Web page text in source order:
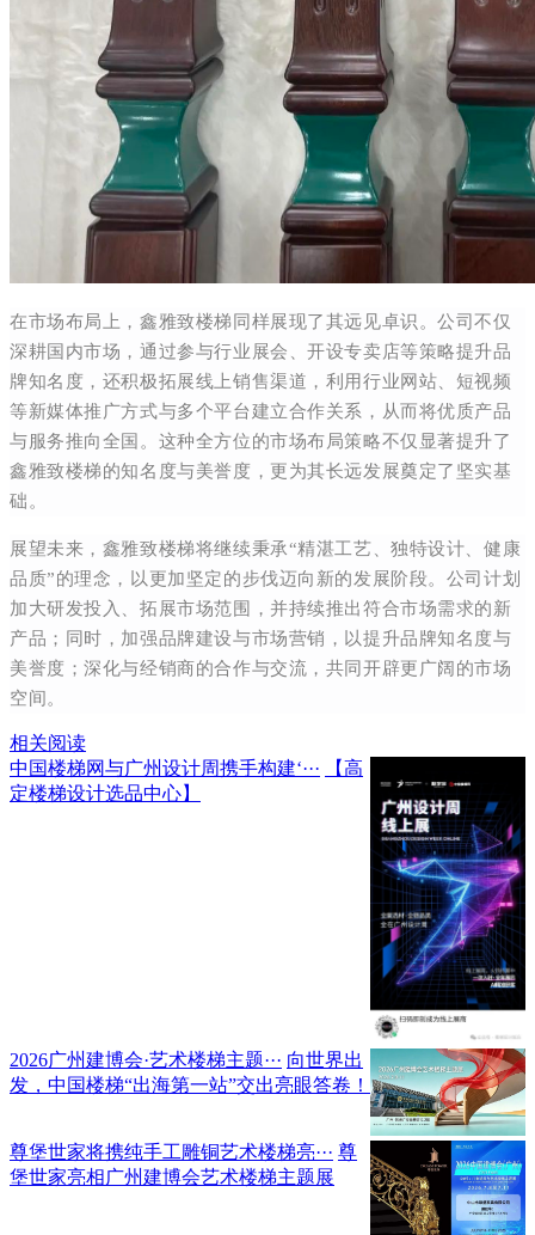
在市场布局上，鑫雅致楼梯同样展现了其远见卓识。公司不仅
深耕国内市场，通过参与行业展会、开设专卖店等策略提升品
牌知名度，还积极拓展线上销售渠道，利用行业网站、短视频
等新媒体推广方式与多个平台建立合作关系，从而将优质产品
与服务推向全国。这种全方位的市场布局策略不仅显著提升了
鑫雅致楼梯的知名度与美誉度，更为其长远发展奠定了坚实基
础。
展望未来，鑫雅致楼梯将继续秉承“精湛工艺、独特设计、健康
品质”的理念，以更加坚定的步伐迈向新的发展阶段。公司计划
加大研发投入、拓展市场范围，并持续推出符合市场需求的新
产品；同时，加强品牌建设与市场营销，以提升品牌知名度与
美誉度；深化与经销商的合作与交流，共同开辟更广阔的市场
空间。
相关阅读
中国楼梯网与广州设计周携手构建‘···
【高
定楼梯设计选品中心】
2026广州建博会·艺术楼梯主题··· 向世界出
发，中国楼梯“出海第一站”交出亮眼答卷！
尊堡世家将携纯手工雕铜艺术楼梯亮··· 尊
堡世家亮相广州建博会艺术楼梯主题展